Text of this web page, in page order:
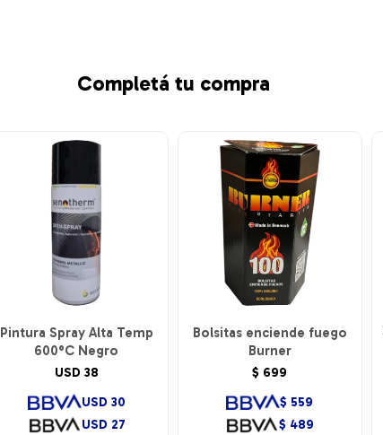
Completá tu compra
Pintura Spray Alta Temp
600°C Negro
USD 38
USD 27
USD 30
Bolsitas enciende fuego
Burner
$ 699
$ 489
$ 559